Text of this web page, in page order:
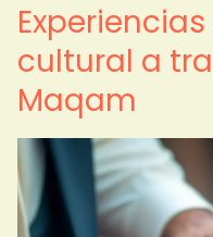
cultural a
Maqam